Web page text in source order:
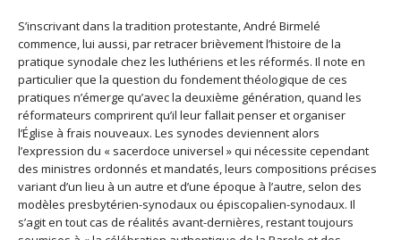
S’inscrivant dans la tradition protestante, André Birmelé
commence, lui aussi, par retracer brièvement l’histoire de la
pratique synodale chez les luthériens et les réformés. Il note en
particulier que la question du fondement théologique de ces
pratiques n’émerge qu’avec la deuxième génération, quand les
réformateurs comprirent qu’il leur fallait penser et organiser
l’Église à frais nouveaux. Les synodes deviennent alors
l’expression du « sacerdoce universel » qui nécessite cependant
des ministres ordonnés et mandatés, leurs compositions précises
variant d’un lieu à un autre et d’une époque à l’autre, selon des
modèles presbytérien-synodaux ou épiscopalien-synodaux. Il
s’agit en tout cas de réalités avant-dernières, restant toujours